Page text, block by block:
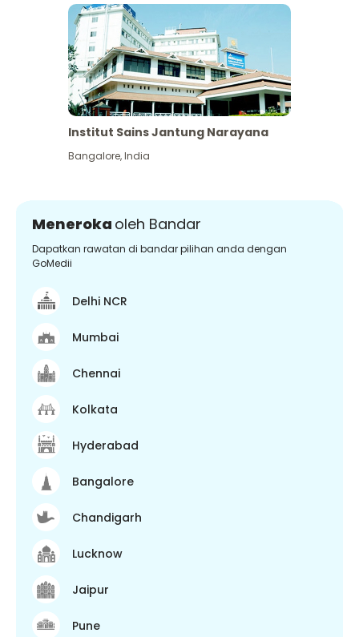
Institut Sains Jantung Narayana
Bangalore,India
Meneroka oleh Bandar
Dapatkan rawatan di bandar pilihan anda dengan
GoMedii
Delhi NCR
Mumbai
Chennai
Kolkata
Hyderabad
Bangalore
Chandigarh
Lucknow
Jaipur
Pune